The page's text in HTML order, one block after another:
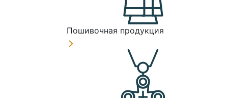
Пошивочная продукция